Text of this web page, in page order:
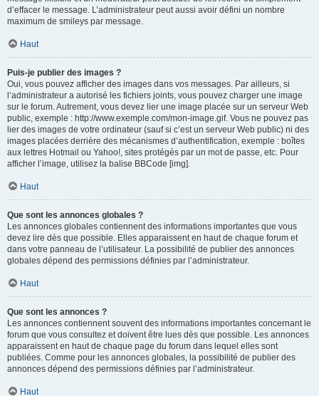
d’effacer le message. L’administrateur peut aussi avoir défini un nombre
maximum de smileys par message.
Haut
Puis-je publier des images ?
Oui, vous pouvez afficher des images dans vos messages. Par ailleurs, si
l’administrateur a autorisé les fichiers joints, vous pouvez charger une image
sur le forum. Autrement, vous devez lier une image placée sur un serveur Web
public, exemple : http://www.exemple.com/mon-image.gif. Vous ne pouvez pas
lier des images de votre ordinateur (sauf si c’est un serveur Web public) ni des
images placées derrière des mécanismes d’authentification, exemple : boîtes
aux lettres Hotmail ou Yahoo!, sites protégés par un mot de passe, etc. Pour
afficher l’image, utilisez la balise BBCode [img].
Haut
Que sont les annonces globales ?
Les annonces globales contiennent des informations importantes que vous
devez lire dès que possible. Elles apparaissent en haut de chaque forum et
dans votre panneau de l’utilisateur. La possibilité de publier des annonces
globales dépend des permissions définies par l’administrateur.
Haut
Que sont les annonces ?
Les annonces contiennent souvent des informations importantes concernant le
forum que vous consultez et doivent être lues dès que possible. Les annonces
apparaissent en haut de chaque page du forum dans lequel elles sont
publiées. Comme pour les annonces globales, la possibilité de publier des
annonces dépend des permissions définies par l’administrateur.
Haut